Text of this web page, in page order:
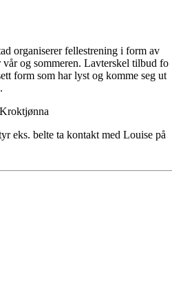
organiserer fellestrening i form av
vår og sommeren. Lavterskel tilbud fo
form som har lyst og komme seg ut
eks. belte ta kontakt med Louise på